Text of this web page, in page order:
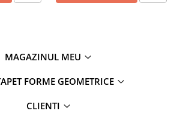
MAGAZINUL MEU
FORME GEOMETRICE
CLIENTI